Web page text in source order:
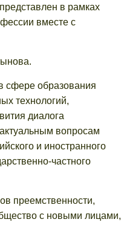
в рамках
вместе с
сфере образования
технологий,
диалога
вопросам
и иностранного
частного
преемственности,
с новыми лицами,